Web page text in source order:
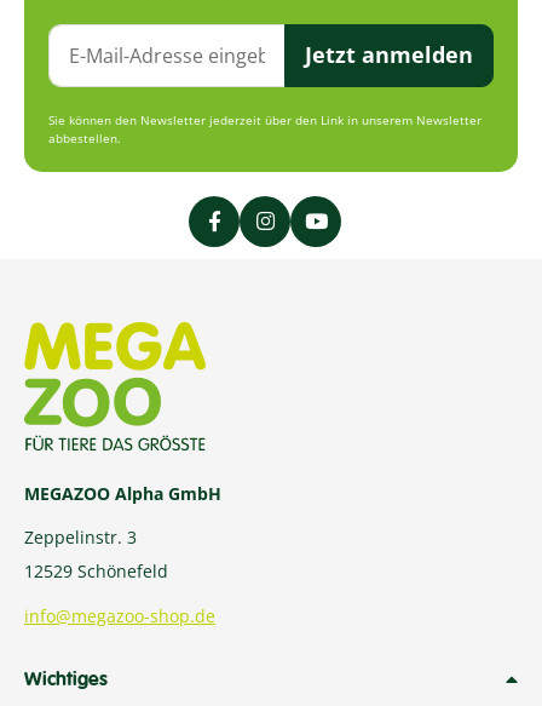
Jetzt anmelden
Sie können den Newsletter jederzeit über den Link in unserem Newsletter
abbestellen.
MEGAZOO Alpha GmbH
Zeppelinstr. 3
12529 Schönefeld
info@megazoo-shop.de
Wichtiges